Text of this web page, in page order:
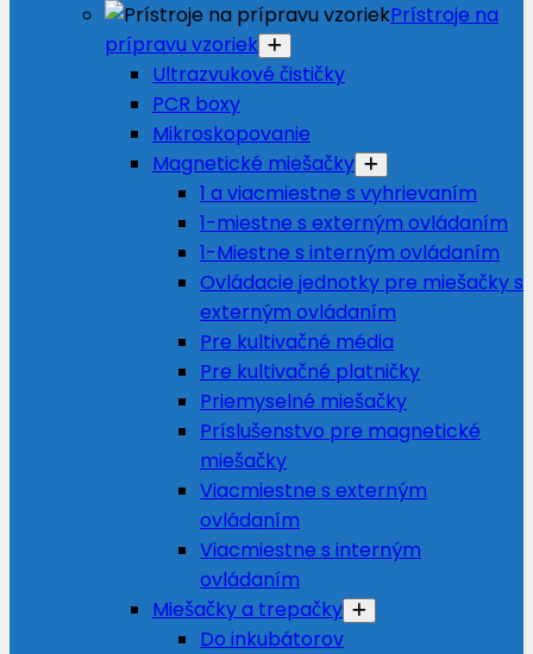
Prístroje na
prípravu vzoriek
Ultrazvukové čističky
PCR boxy
Mikroskopovanie
Magnetické miešačky
1 a viacmiestne s vyhrievaním
1-miestne s externým ovládaním
1-Miestne s interným ovládaním
Ovládacie jednotky pre miešačky s
externým ovládaním
Pre kultivačné média
Pre kultivačné platničky
Priemyselné miešačky
Príslušenstvo pre magnetické
miešačky
Viacmiestne s externým
ovládaním
Viacmiestne s interným
ovládaním
Miešačky a trepačky
Do inkubátorov